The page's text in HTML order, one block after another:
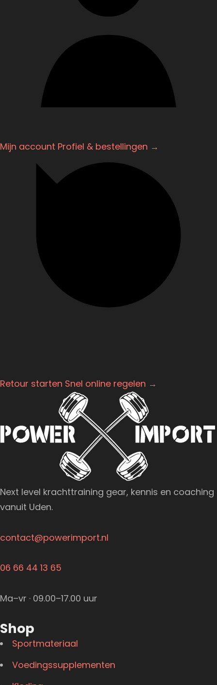
Mijn account Profiel & bestellingen →
Retour starten Snel online regelen →
Next level krachttraining gear, kennis en coaching
vanuit Uden.
contact@powerimport.nl
06 66 44 13 65
Ma–vr · 09.00–17.00 uur
Shop
Sportmateriaal
Voedingssupplementen